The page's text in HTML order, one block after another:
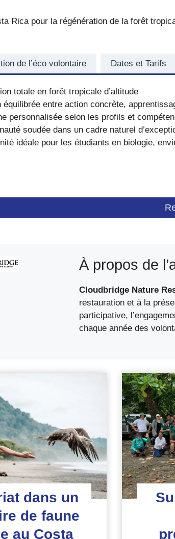
Rica pour la régénération de la forêt
de l’éco volontaire Dates et Tarifs
totale en forêt tropicale d’altitude
équilibrée entre action concrète,
personnalisée selon les profils et
soudée dans un cadre naturel
idéale pour les étudiants en biologie,
À propos de
Cloudbridge Nature
restauration et à la
participative,
chaque année des
dans un
de faune
au Costa